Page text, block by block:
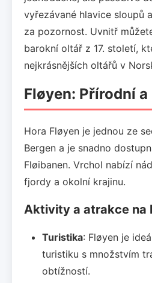
vyřezávané hlavice sloupů
za pozornost. Uvnitř
barokní oltář z 17. století,
nejkrásnějších oltářů v
Fløyen: Přírodní
Hora Fløyen je jednou ze
Bergen a je snadno
Fløibanen. Vrchol nabízí
fjordy a okolní krajinu.
Aktivity a atrakce na
Turistika: Fløyen je
turistiku s množstvím
obtížností.